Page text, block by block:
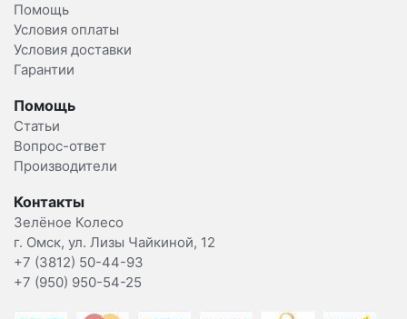
Помощь
Условия оплаты
Условия доставки
Гарантии
Помощь
Статьи
Вопрос-ответ
Производители
Контакты
Зелёное Колесо
г. Омск, ул. Лизы Чайкиной, 12
+7 (3812) 50-44-93
+7 (950) 950-54-25